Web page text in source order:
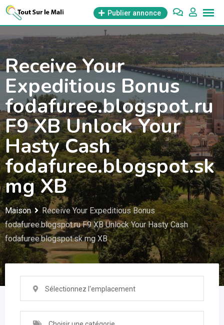
Aller
contenu
Publier annonce
Receive Your
Expeditious Bonus
fodafuree.blogspot.ru
F9 XB Unlock Your
Hasty Cash
fodafuree.blogspot.sk
mg XB
Maison
Receive Your Expeditious Bonus
fodafuree.blogspot.ru F9 XB Unlock Your Hasty Cash
fodafuree.blogspot.sk mg XB
Sélectionnez l'emplacement